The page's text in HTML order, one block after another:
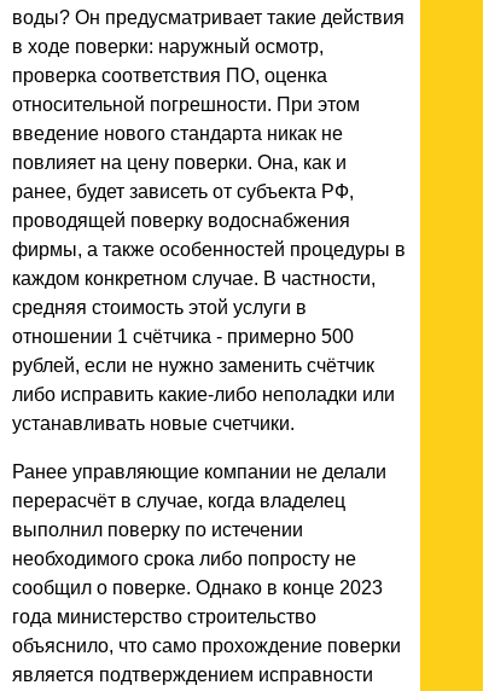
воды? Он предусматривает такие действия
в ходе поверки: наружный осмотр,
проверка соответствия ПО, оценка
относительной погрешности. При этом
введение нового стандарта никак не
повлияет на цену поверки. Она, как и
ранее, будет зависеть от субъекта РФ,
проводящей поверку водоснабжения
фирмы, а также особенностей процедуры в
каждом конкретном случае. В частности,
средняя стоимость этой услуги в
отношении 1 счётчика - примерно 500
рублей, если не нужно заменить счётчик
либо исправить какие-либо неполадки или
устанавливать новые счетчики.
Ранее управляющие компании не делали
перерасчёт в случае, когда владелец
выполнил поверку по истечении
необходимого срока либо попросту не
сообщил о поверке. Однако в конце 2023
года министерство строительство
объяснило, что само прохождение поверки
является подтверждением исправности